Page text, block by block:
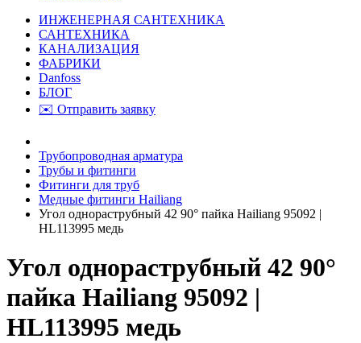
ИНЖЕНЕРНАЯ САНТЕХНИКА
САНТЕХНИКА
КАНАЛИЗАЦИЯ
ФАБРИКИ
Danfoss
БЛОГ
✉️ Отправить заявку
Трубопроводная арматура
Трубы и фитинги
Фитинги для труб
Медные фитинги Hailiang
Угол однораструбный 42 90° пайка Hailiang 95092 |
HL113995 медь
Угол однораструбный 42 90°
пайка Hailiang 95092 |
HL113995 медь